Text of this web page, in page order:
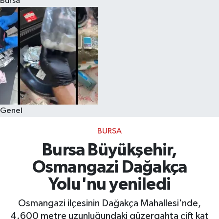
Genel
BURSA
Bursa Büyükşehir,
Osmangazi Dağakça
Yolu'nu yeniledi
Osmangazi ilçesinin Dağakça Mahallesi'nde,
4.600 metre uzunluğundaki güzergahta çift kat
Eğitim
Sağlık
Dünya
Magazin
Kültür & Sanat
Teknoloji
Genel